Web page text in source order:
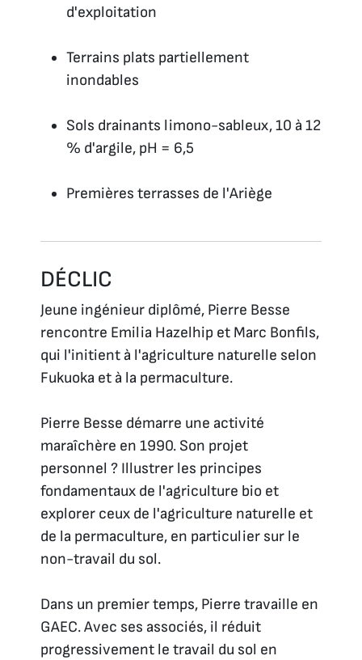
d'exploitation
Terrains plats partiellement
inondables
Sols drainants limono-sableux, 10 à 12
% d'argile, pH = 6,5
Premières terrasses de l'Ariège
DÉCLIC
Jeune ingénieur diplômé, Pierre Besse
rencontre Emilia Hazelhip et Marc Bonfils,
qui l'initient à l'agriculture naturelle selon
Fukuoka et à la permaculture.
Pierre Besse démarre une activité
maraîchère en 1990. Son projet
personnel ? Illustrer les principes
fondamentaux de l'agriculture bio et
explorer ceux de l'agriculture naturelle et
de la permaculture, en particulier sur le
non-travail du sol.
Dans un premier temps, Pierre travaille en
GAEC. Avec ses associés, il réduit
progressivement le travail du sol en